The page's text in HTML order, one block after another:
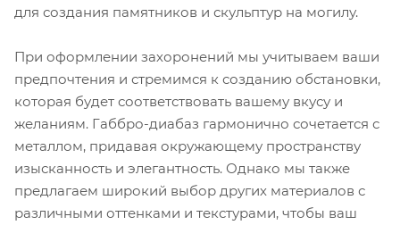
для создания памятников и скульптур на могилу.
При оформлении захоронений мы учитываем ваши
предпочтения и стремимся к созданию обстановки,
которая будет соответствовать вашему вкусу и
желаниям. Габбро-диабаз гармонично сочетается с
металлом, придавая окружающему пространству
изысканность и элегантность. Однако мы также
предлагаем широкий выбор других материалов с
различными оттенками и текстурами, чтобы ваш